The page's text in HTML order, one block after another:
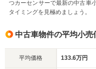
つカーセンサーで最新の中古車
タイミングを見極めましょう。
中古車物件の平均小
平均価格 133.6万円